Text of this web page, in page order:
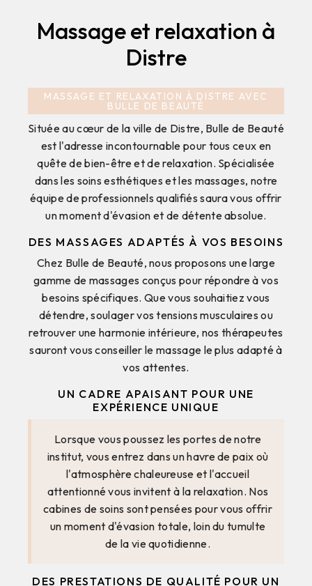
Massage et relaxation à
Distre
MASSAGE ET RELAXATION À DISTRE AVEC
BULLE DE BEAUTÉ
Située au cœur de la ville de Distre, Bulle de Beauté
est l'adresse incontournable pour tous ceux en
quête de bien-être et de relaxation. Spécialisée
dans les soins esthétiques et les massages, notre
équipe de professionnels qualifiés saura vous offrir
un moment d'évasion et de détente absolue.
DES MASSAGES ADAPTÉS À VOS BESOINS
Chez Bulle de Beauté, nous proposons une large
gamme de massages conçus pour répondre à vos
besoins spécifiques. Que vous souhaitiez vous
détendre, soulager vos tensions musculaires ou
retrouver une harmonie intérieure, nos thérapeutes
sauront vous conseiller le massage le plus adapté à
vos attentes.
UN CADRE APAISANT POUR UNE
EXPÉRIENCE UNIQUE
Lorsque vous poussez les portes de notre
institut, vous entrez dans un havre de paix où
l'atmosphère chaleureuse et l'accueil
attentionné vous invitent à la relaxation. Nos
cabines de soins sont pensées pour vous offrir
un moment d'évasion totale, loin du tumulte
de la vie quotidienne.
DES PRESTATIONS DE QUALITÉ POUR UN